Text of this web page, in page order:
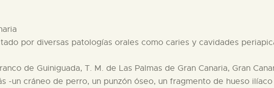
por diversas patologías orales como caries y cavidades
de Guiniguada, T. M. de Las Palmas de Gran Canaria, Gran
-un cráneo de perro, un punzón óseo, un fragmento de hueso